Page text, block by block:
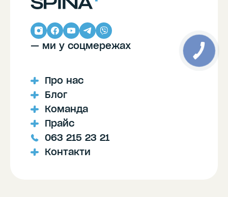
— ми у соцмережах
Про нас
Блог
Команда
Прайс
063 215 23 21
Контакти